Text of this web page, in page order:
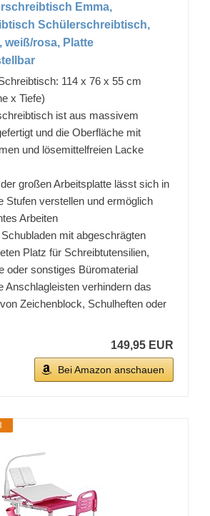
Emma,
Schülerschreibtisch,
weiß/rosa, Platte
114 x 76 x 55 cm
x Tiefe)
ist aus massivem
und die Oberfläche mit
und lösemittelfreien Lacke
großen Arbeitsplatte lässt sich in
Stufen verstellen und ermöglich
Arbeiten
mit abgeschrägten
Platz für Schreibtutensilien,
oder sonstiges Büromaterial
Anschlagleisten verhindern das
Zeichenblock, Schulheften oder
149,95 EUR
Bei Amazon anschauen